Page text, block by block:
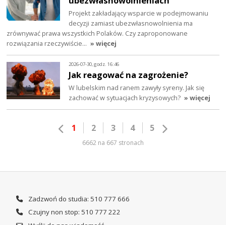
Projekt zakładający wsparcie w podejmowaniu
decyzji zamiast ubezwłasnowolnienia ma
zrównywać prawa wszystkich Polaków. Czy zaproponowane
rozwiązania rzeczywiście… » więcej
2026-07-30, godz. 16:46
Jak reagować na zagrożenie?
W lubelskim nad ranem zawyły syreny. Jak się
zachować w sytuacjach kryzysowych? » więcej
1 2 3 4 5
6662 na 667 stronach
Zadzwoń do studia: 510 777 666
Czujny non stop: 510 777 222